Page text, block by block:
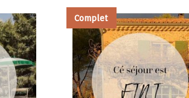
Complet